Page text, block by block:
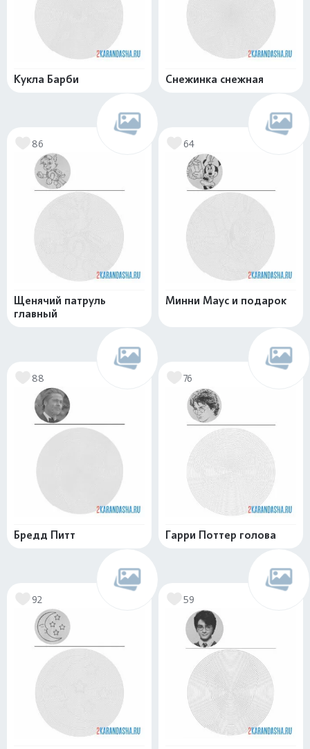
Кукла Барби Снежинка снежная
86
Щенячий патруль
главный
64
Минни Маус и подарок
88
Бредд Питт
76
Гарри Поттер голова
92 59